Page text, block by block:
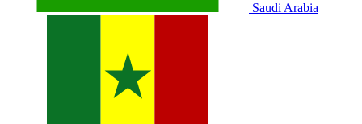
Saudi Arabia